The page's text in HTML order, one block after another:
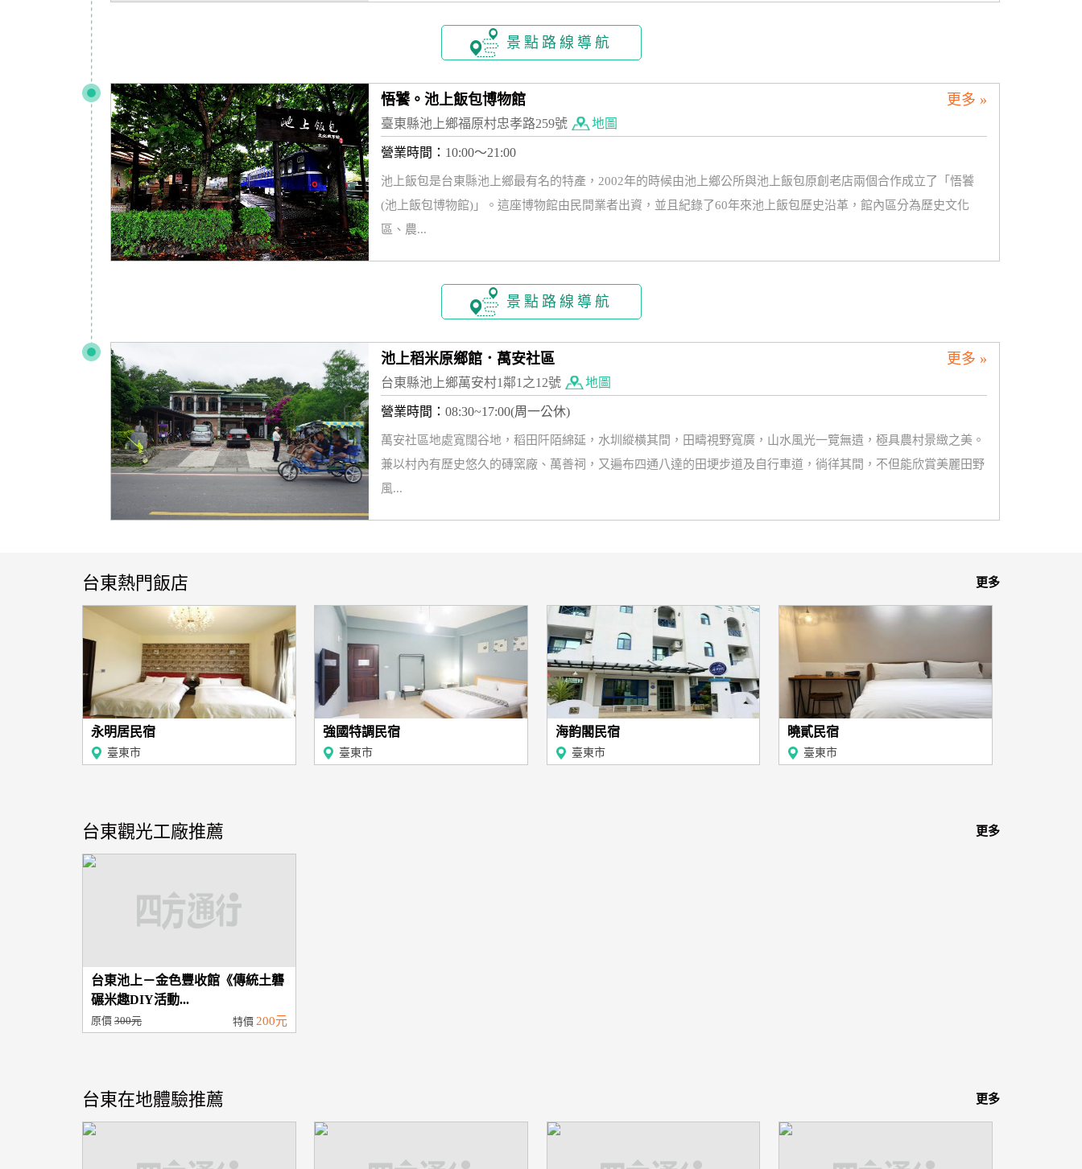
景點路線導航
更多 »
悟饕。池上飯包博物館
臺東縣池上鄉福原村忠孝路259號 地圖
營業時間： 10:00～21:00
池上飯包是台東縣池上鄉最有名的特產，2002年的時候由池上鄉公所與池上飯包原創老店兩個合作成立了「悟饕
(池上飯包博物館)」。這座博物館由民間業者出資，並且紀錄了60年來池上飯包歷史沿革，館內區分為歷史文化
區、農...
景點路線導航
更多 »
池上稻米原鄉館．萬安社區
台東縣池上鄉萬安村1鄰1之12號 地圖
營業時間： 08:30~17:00(周一公休)
萬安社區地處寬闊谷地，稻田阡陌綿延，水圳縱橫其間，田疇視野寬廣，山水風光一覽無遺，極具農村景緻之美。
兼以村內有歷史悠久的磚窯廠、萬善祠，又遍布四通八達的田埂步道及自行車道，徜徉其間，不但能欣賞美麗田野
風...
更多
台東熱門飯店
永明居民宿
臺東市
強國特調民宿
臺東市
海韵閣民宿
臺東市
曉貳民宿
臺東市
更多
台東觀光工廠推薦
台東池上－金色豐收館《傳統土礱
碾米趣DIY活動...
原價 300元 特價 200元
更多
台東在地體驗推薦